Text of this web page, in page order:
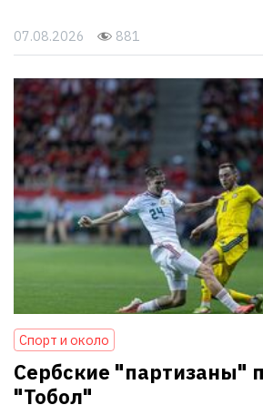
07.08.2026 881
Спорт и около
Сербские "партизаны"
"Тобол"